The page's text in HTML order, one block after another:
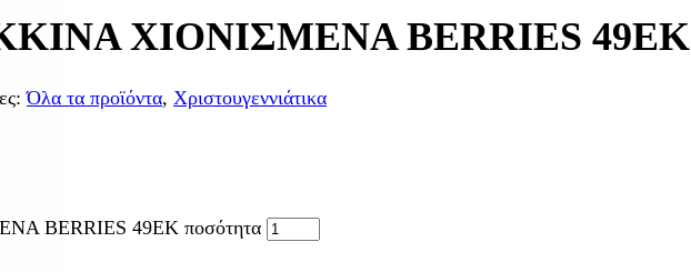
ΧΙΟΝΙΣΜΕΝΑ BERRIES 49ΕΚ
Όλα τα προϊόντα, Χριστουγεννιάτικα
BERRIES 49ΕΚ ποσότητα